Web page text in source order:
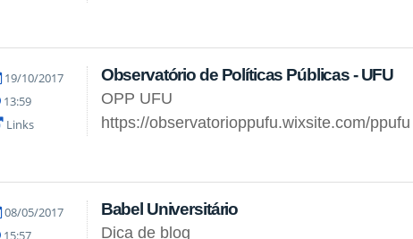
19/10/2017
13:59
Links
Observatório de Políticas Públicas - UFU
OPP UFU
https://observatorioppufu.wixsite.com/ppufu
08/05/2017
15:57
Babel Universitário
Dica de blog